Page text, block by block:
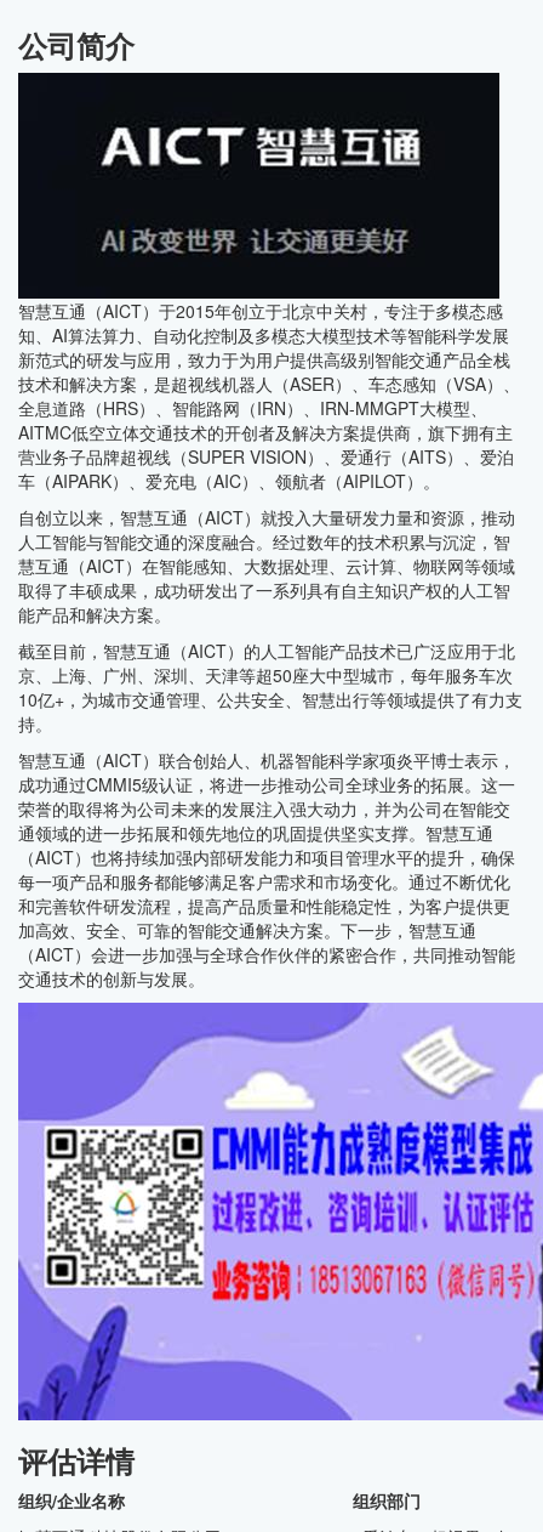
公司简介
智慧互通（AICT）于2015年创立于北京中关村，专注于多模态感
知、AI算法算力、自动化控制及多模态大模型技术等智能科学发展
新范式的研发与应用，致力于为用户提供高级别智能交通产品全栈
技术和解决方案，是超视线机器人（ASER）、车态感知（VSA）、
全息道路（HRS）、智能路网（IRN）、IRN-MMGPT大模型、
AITMC低空立体交通技术的开创者及解决方案提供商，旗下拥有主
营业务子品牌超视线（SUPER VISION）、爱通行（AITS）、爱泊
车（AIPARK）、爱充电（AIC）、领航者（AIPILOT）。
自创立以来，智慧互通（AICT）就投入大量研发力量和资源，推动
人工智能与智能交通的深度融合。经过数年的技术积累与沉淀，智
慧互通（AICT）在智能感知、大数据处理、云计算、物联网等领域
取得了丰硕成果，成功研发出了一系列具有自主知识产权的人工智
能产品和解决方案。
截至目前，智慧互通（AICT）的人工智能产品技术已广泛应用于北
京、上海、广州、深圳、天津等超50座大中型城市，每年服务车次
10亿+，为城市交通管理、公共安全、智慧出行等领域提供了有力支
持。
智慧互通（AICT）联合创始人、机器智能科学家项炎平博士表示，
成功通过CMMI5级认证，将进一步推动公司全球业务的拓展。这一
荣誉的取得将为公司未来的发展注入强大动力，并为公司在智能交
通领域的进一步拓展和领先地位的巩固提供坚实支撑。智慧互通
（AICT）也将持续加强内部研发能力和项目管理水平的提升，确保
每一项产品和服务都能够满足客户需求和市场变化。通过不断优化
和完善软件研发流程，提高产品质量和性能稳定性，为客户提供更
加高效、安全、可靠的智能交通解决方案。下一步，智慧互通
（AICT）会进一步加强与全球合作伙伴的紧密合作，共同推动智能
交通技术的创新与发展。
评估详情
组织/企业名称 组织部门